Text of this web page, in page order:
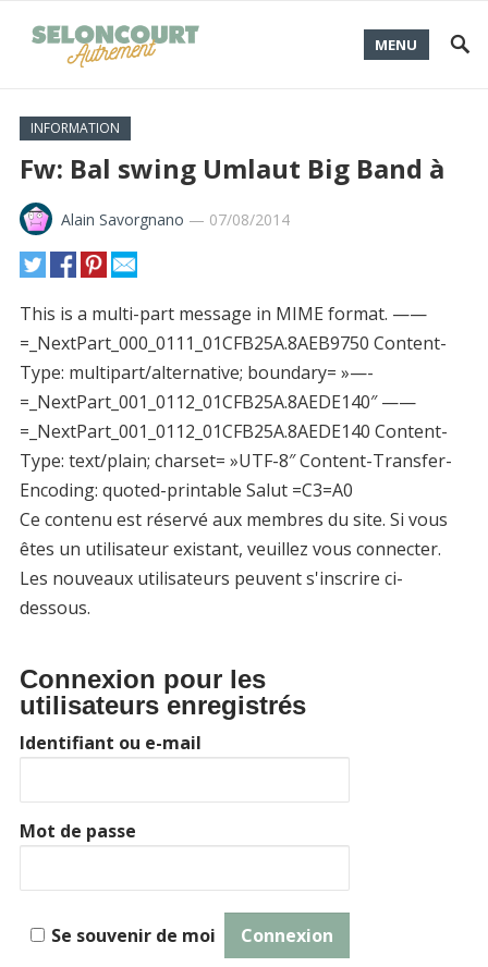
MENU
INFORMATION
Fw: Bal swing Umlaut Big Band à
Alain Savorgnano — 07/08/2014
This is a multi-part message in MIME format. ——
=_NextPart_000_0111_01CFB25A.8AEB9750 Content-
Type: multipart/alternative; boundary= »—-
=_NextPart_001_0112_01CFB25A.8AEDE140″ ——
=_NextPart_001_0112_01CFB25A.8AEDE140 Content-
Type: text/plain; charset= »UTF-8″ Content-Transfer-
Encoding: quoted-printable Salut =C3=A0
Ce contenu est réservé aux membres du site. Si vous
êtes un utilisateur existant, veuillez vous connecter.
Les nouveaux utilisateurs peuvent s'inscrire ci-
dessous.
Connexion pour les
utilisateurs enregistrés
Identifiant ou e-mail
Mot de passe
Se souvenir de moi